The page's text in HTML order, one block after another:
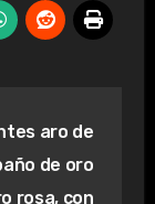
aro de
de oro
rosa, con